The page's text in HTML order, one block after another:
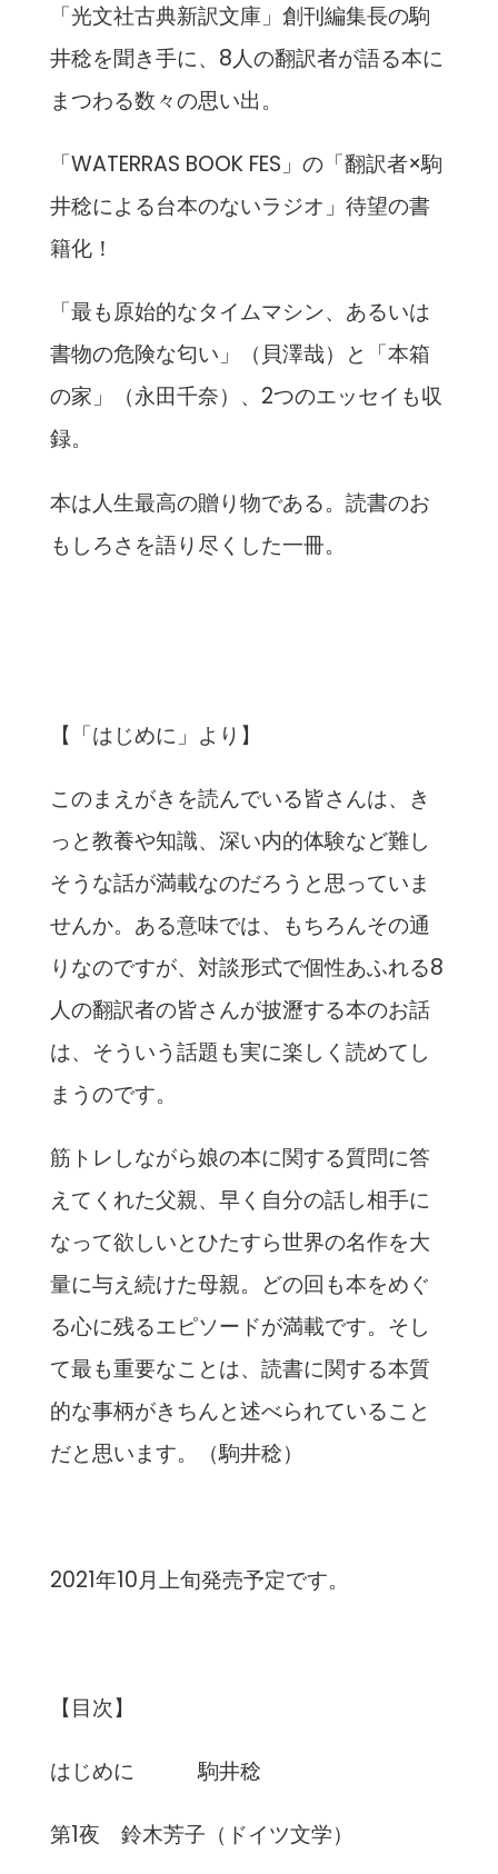
「光文社古典新訳文庫」創刊編集長の駒
井稔を聞き手に、8人の翻訳者が語る本に
まつわる数々の思い出。
「WATERRAS BOOK FES」の「翻訳者×駒
井稔による台本のないラジオ」待望の書
籍化！
「最も原始的なタイムマシン、あるいは
書物の危険な匂い」（貝澤哉）と「本箱
の家」（永田千奈）、2つのエッセイも収
録。
本は人生最高の贈り物である。読書のお
もしろさを語り尽くした一冊。
【「はじめに」より】
このまえがきを読んでいる皆さんは、き
っと教養や知識、深い内的体験など難し
そうな話が満載なのだろうと思っていま
せんか。ある意味では、もちろんその通
りなのですが、対談形式で個性あふれる8
人の翻訳者の皆さんが披瀝する本のお話
は、そういう話題も実に楽しく読めてし
まうのです。
筋トレしながら娘の本に関する質問に答
えてくれた父親、早く自分の話し相手に
なって欲しいとひたすら世界の名作を大
量に与え続けた母親。どの回も本をめぐ
る心に残るエピソードが満載です。そし
て最も重要なことは、読書に関する本質
的な事柄がきちんと述べられていること
だと思います。（駒井稔）
2021年10月上旬発売予定です。
【目次】
はじめに 駒井稔
第1夜 鈴木芳子（ドイツ文学）